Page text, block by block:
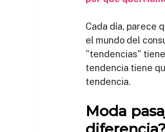
Cada día, parece
el mundo del
"tendencias"
tendencia tiene
tendencia.
Moda